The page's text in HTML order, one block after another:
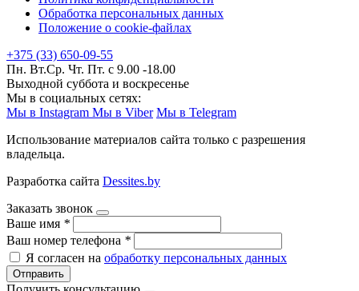
Обработка персональных данных
Положение о cookie-файлах
+375 (33) 650-09-55
Пн. Вт.Ср. Чт. Пт. с 9.00 -18.00
Выходной суббота и воскресенье
Мы в социальных сетях:
Мы в Instagram Мы в Viber Мы в Telegram
Использование материалов сайта только с разрешения
владельца.
Разработка сайта Dessites.by
Заказать звонок
Ваше имя *
Ваш номер телефона *
Я согласен на обработку персональных данных
Отправить